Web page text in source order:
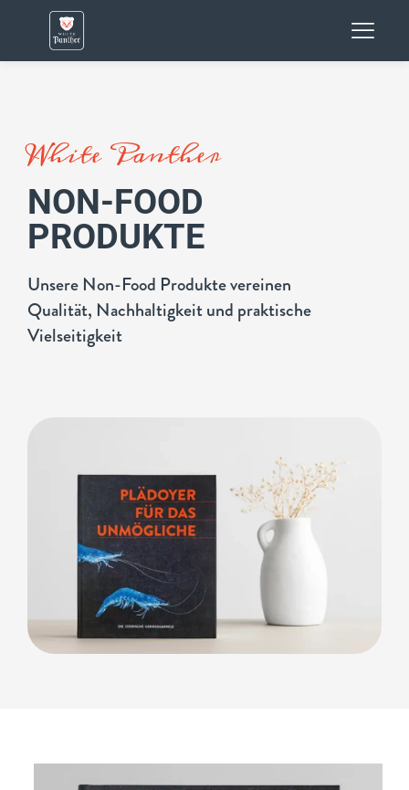
White Panther
NON-FOOD
PRODUKTE
Unsere Non-Food Produkte vereinen
Qualität, Nachhaltigkeit und praktische
Vielseitigkeit